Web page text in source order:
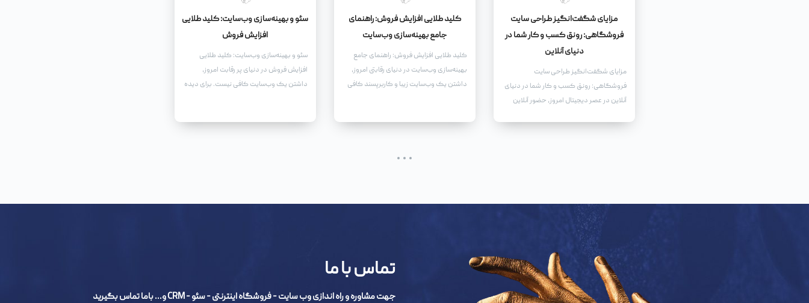
مزایای شگفت‌انگیز طراحی سایت
فروشگاهی: رونق کسب و کار شما در
دنیای آنلاین
مزایای شگفت‌انگیز طراحی سایت
فروشگاهی: رونق کسب و کار شما در دنیای
آنلاین در عصر دیجیتال امروز، حضور آنلاین
رونق و توسعه کسب و کار شما به ارمغان
کلید طلایی افزایش فروش: راهنمای
جامع بهینه‌سازی وب‌سایت
کلید طلایی افزایش فروش: راهنمای جامع
بهینه‌سازی وب‌سایت در دنیای رقابتی امروز،
داشتن یک وب‌سایت زیبا و کاربرپسند کافی
سئو و بهینه‌سازی وب‌سایت: کلید طلایی
افزایش فروش
سئو و بهینه‌سازی وب‌سایت: کلید طلایی
افزایش فروش در دنیای پر رقابت امروز،
داشتن یک وب‌سایت کافی نیست. برای دیده
تماس با ما
جهت مشاوره و راه اندازی وب سایت - فروشگاه اینترنتی - سئو - CRM و... باما تماس بگیرید